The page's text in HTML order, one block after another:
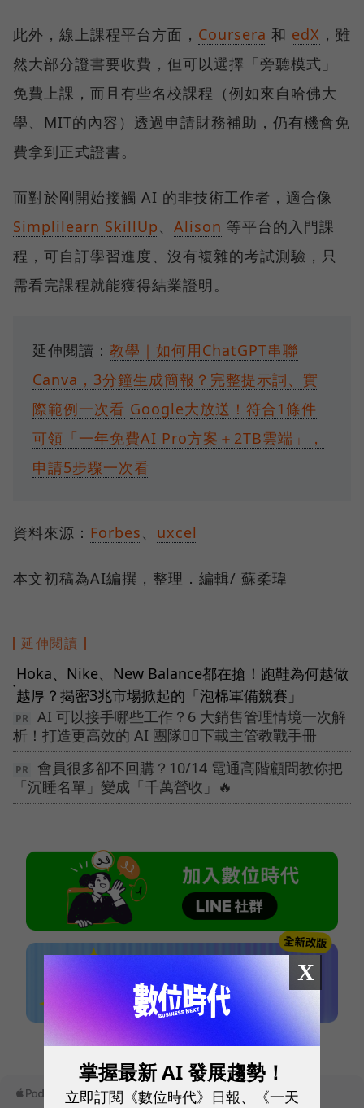
此外，線上課程平台方面， Coursera 和 edX ，雖
然大部分證書要收費，但可以選擇「旁聽模式」
免費上課，而且有些名校課程（例如來自哈佛大
學、MIT的內容）透過申請財務補助，仍有機會免
費拿到正式證書。
而對於剛開始接觸 AI 的非技術工作者，適合像
Simplilearn SkillUp、 Alison 等平台的入門課
程，可自訂學習進度、沒有複雜的考試測驗，只
需看完課程就能獲得結業證明。
延伸閱讀： 教學｜如何用ChatGPT串聯
Canva，3分鐘生成簡報？完整提示詞、實
際範例一次看 Google大放送！符合1條件
可領「一年免費AI Pro方案＋2TB雲端」，
申請5步驟一次看
資料來源： Forbes、 uxcel
本文初稿為AI編撰，整理．編輯/ 蘇柔瑋
延伸閱讀
●
Hoka、Nike、New Balance都在搶！跑鞋為何越做
越厚？揭密3兆市場掀起的「泡棉軍備競賽」
AI 可以接手哪些工作？6 大銷售管理情境一次解
析！打造更高效的 AI 團隊👉🏻下載主管教戰手冊
會員很多卻不回購？10/14 電通高階顧問教你把
「沉睡名單」變成「千萬營收」🔥
本網站內容未經允許，不得轉載。
X
掌握最新 AI 發展趨勢！
立即訂閱《數位時代》日報、《一天